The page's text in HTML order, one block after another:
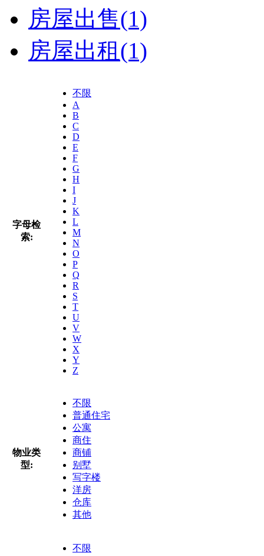
房屋出售(1)
房屋出租(1)
字母检
索:
不限
A
B
C
D
E
F
G
H
I
J
K
L
M
N
O
P
Q
R
S
T
U
V
W
X
Y
Z
物业类
型:
不限
普通住宅
公寓
商住
商铺
别墅
写字楼
洋房
仓库
其他
不限